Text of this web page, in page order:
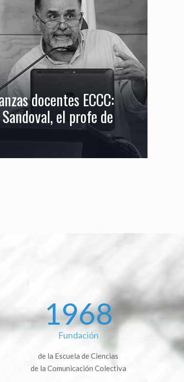
docentes ECCC:
el profe de
1968
Fundación
de la Escuela de Ciencias
de la Comunicación Colectiva